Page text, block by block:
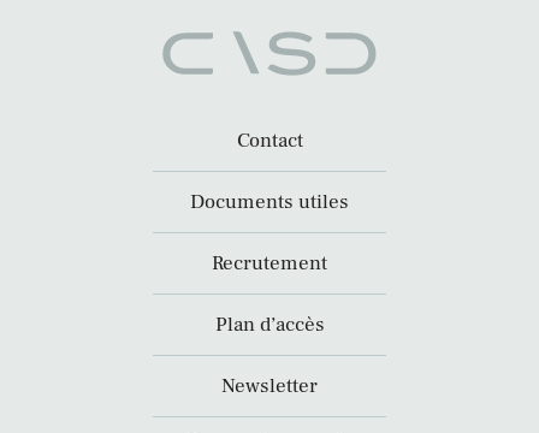
Contact
Documents utiles
Recrutement
Plan d’accès
Newsletter